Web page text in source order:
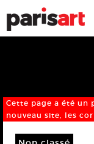
Cette page a été un
nouveau site, les